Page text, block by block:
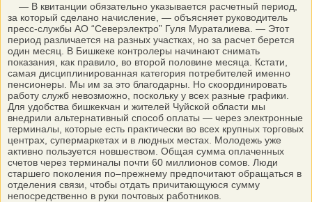
— В квитанции обязательно указывается расчетный период,
за который сделано начисление, — объясняет руководитель
пресс-службы АО “Север­электро” Гуля Мураталиева. — Этот
период различается на разных участках, но за расчет берется
один месяц. В Бишкеке контролеры начинают снимать
показания, как правило, во второй половине месяца. Кстати,
самая дисциплинированная категория потребителей именно
пенсионеры. Мы им за это благодарны. Но скоординировать
работу служб невозможно, поскольку у всех разные графики.
Для удобства бишкекчан и жителей Чуйской области мы
внедрили альтернативный способ оплаты — через электронные
терминалы, которые есть практически во всех крупных торговых
центрах, супермаркетах и в людных местах. Молодежь уже
активно пользуется новшеством. Общая сумма оплаченных
счетов через терминалы почти 60 миллионов сомов. Люди
старшего поколения по–прежнему предпочитают обращаться в
отделения связи, чтобы отдать причитающуюся сумму
непосредственно в руки почтовых работников.